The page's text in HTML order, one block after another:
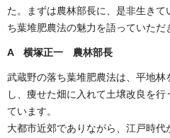
た。まずは農林部長に、是非生き
ち葉堆肥農法の魅力を語っていただ
A 横塚正一 農林部長
武蔵野の落ち葉堆肥農法は、平地
し、痩せた畑に入れて土壌改良を
ています。
大都市近郊でありながら、江戸時